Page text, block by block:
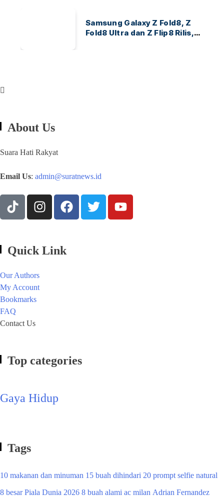
Samsung Galaxy Z Fold8, Z
Fold8 Ultra dan Z Flip8 Rilis,
About Us
Suara Hati Rakyat
Email Us: admin@suratnews.id
Quick Link
Our Authors
My Account
Bookmarks
FAQ
Contact Us
Top categories
Gaya Hidup
Tags
10 makanan dan minuman 15 buah dihindari 20 prompt selfie natural
8 besar Piala Dunia 2026 8 buah alami ac milan Adrian Fernandez